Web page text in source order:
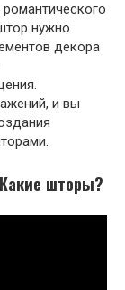
нужно
декора
и вы
шторы?